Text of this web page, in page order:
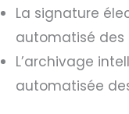
La signature
automatisé des
L’archivage
automatisée